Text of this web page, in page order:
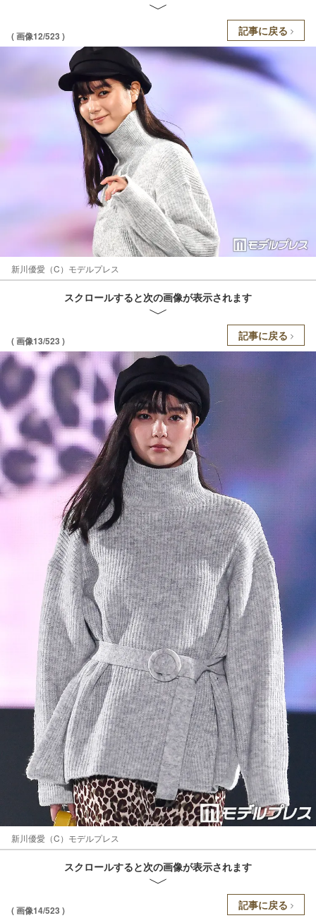
( 画像12/523 ) 記事に戻る
新川優愛（C）モデルプレス
スクロールすると次の画像が表示されます
( 画像13/523 ) 記事に戻る
新川優愛（C）モデルプレス
スクロールすると次の画像が表示されます
( 画像14/523 ) 記事に戻る